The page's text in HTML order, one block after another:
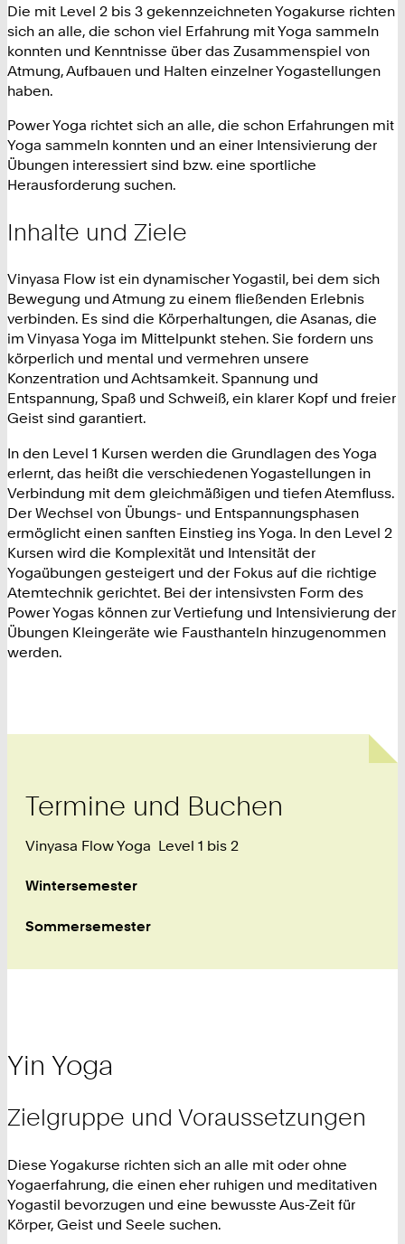
Die mit Level 2 bis 3 gekennzeichneten Yogakurse richten
sich an alle, die schon viel Erfahrung mit Yoga sammeln
konnten und Kenntnisse über das Zusammenspiel von
Atmung, Aufbauen und Halten einzelner Yogastellungen
haben.
Power Yoga richtet sich an alle, die schon Erfahrungen mit
Yoga sammeln konnten und an einer Intensivierung der
Übungen interessiert sind bzw. eine sportliche
Herausforderung suchen.
Inhalte und Ziele
Vinyasa Flow ist ein dynamischer Yogastil, bei dem sich
Bewegung und Atmung zu einem fließenden Erlebnis
verbinden. Es sind die Körperhaltungen, die Asanas, die
im Vinyasa Yoga im Mittelpunkt stehen. Sie fordern uns
körperlich und mental und vermehren unsere
Konzentration und Achtsamkeit. Spannung und
Entspannung, Spaß und Schweiß, ein klarer Kopf und freier
Geist sind garantiert.
In den Level 1 Kursen werden die Grundlagen des Yoga
erlernt, das heißt die verschiedenen Yogastellungen in
Verbindung mit dem gleichmäßigen und tiefen Atemfluss.
Der Wechsel von Übungs- und Entspannungsphasen
ermöglicht einen sanften Einstieg ins Yoga. In den Level 2
Kursen wird die Komplexität und Intensität der
Yogaübungen gesteigert und der Fokus auf die richtige
Atemtechnik gerichtet. Bei der intensivsten Form des
Power Yogas können zur Vertiefung und Intensivierung der
Übungen Kleingeräte wie Fausthanteln hinzugenommen
werden.
Termine und Buchen
Vinyasa Flow Yoga Level 1 bis 2
Wintersemester
Sommersemester
Yin Yoga
Zielgruppe und Voraussetzungen
Diese Yogakurse richten sich an alle mit oder ohne
Yogaerfahrung, die einen eher ruhigen und meditativen
Yogastil bevorzugen und eine bewusste Aus-Zeit für
Körper, Geist und Seele suchen.